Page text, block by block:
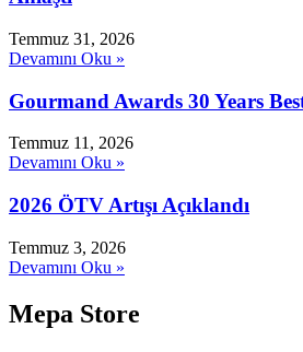
Temmuz 31, 2026
Devamını Oku »
Gourmand Awards 30 Years
Temmuz 11, 2026
Devamını Oku »
2026 ÖTV Artışı Açıklandı
Temmuz 3, 2026
Devamını Oku »
Mepa Store